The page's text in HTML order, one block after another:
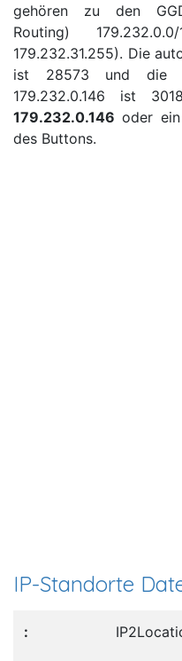
gehören zu den
Routing)
179.232.31.255). Die
ist 28573 und die
179.232.0.146 ist
179.232.0.146 oder
des Buttons.
IP-Standorte